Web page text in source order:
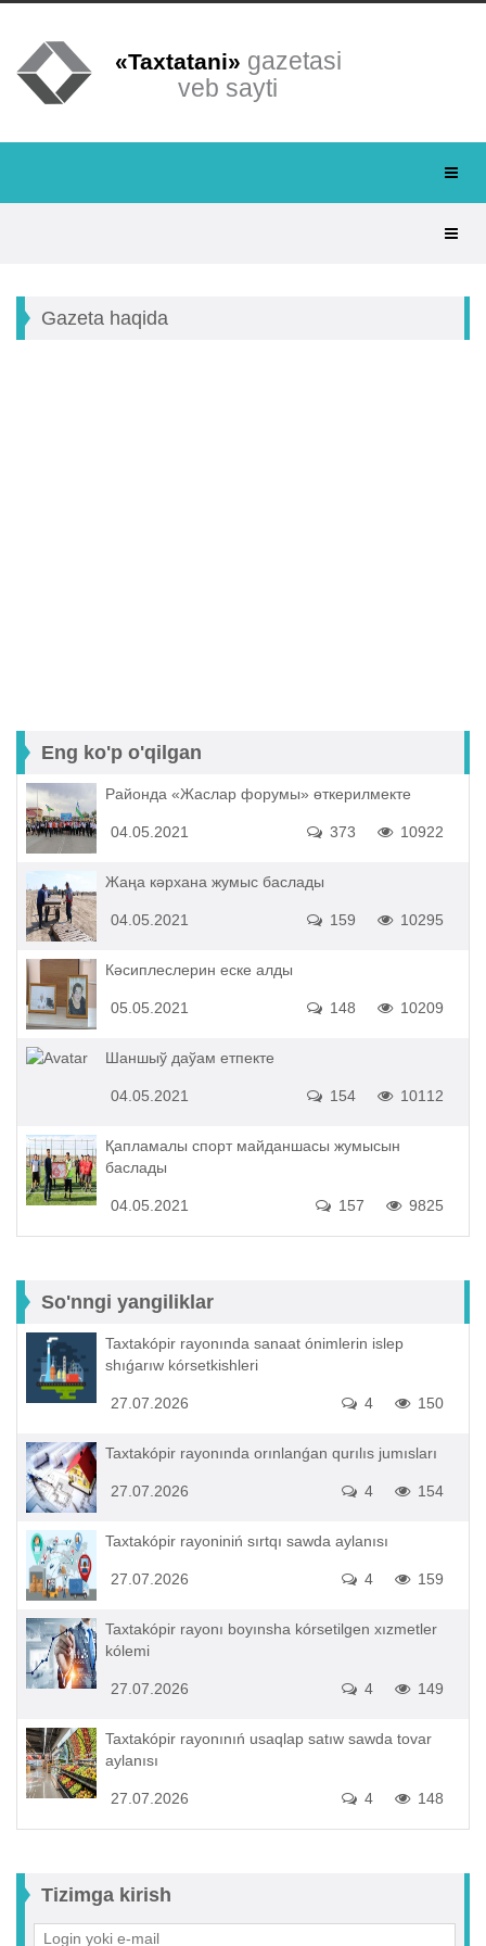
«Taxtatani» gazetasi
veb sayti
Gazeta haqida
Eng ko'p o'qilgan
Районда «Жаслар форумы» өткерилмекте
04.05.2021 10922
373
Жаңа кәрхана жумыс баслады
04.05.2021 10295
159
Кәсиплеслерин еске алды
05.05.2021 10209
148
Шаншыў даўам етпекте
04.05.2021 10112
154
Қапламалы спорт майданшасы жумысын
баслады
04.05.2021 9825
157
So'nngi yangiliklar
Taxtakópir rayonında sanaat ónimlerin islep
shıǵarıw kórsetkishleri
27.07.2026 150
4
Taxtakópir rayonında orınlanǵan qurılıs jumısları
27.07.2026 154
4
Taxtakópir rayoniniń sırtqı sawda aylanısı
27.07.2026 159
4
Taxtakópir rayonı boyınsha kórsetilgen xızmetler
kólemi
27.07.2026 149
4
Taxtakópir rayonınıń usaqlap satıw sawda tovar
aylanısı
27.07.2026 148
4
Tizimga kirish